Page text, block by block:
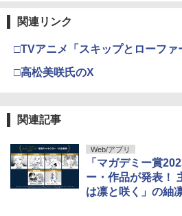
関連リンク
□TVアニメ「スキップとローファ
□高松美咲氏のX
関連記事
Web/アプリ
「マガデミー賞
ー・作品が発表！
は凛と咲く」の紬